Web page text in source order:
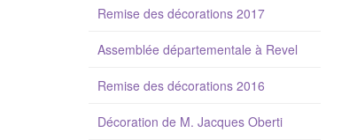
Remise des décorations 2017
Assemblée départementale à Revel
Remise des décorations 2016
Décoration de M. Jacques Oberti